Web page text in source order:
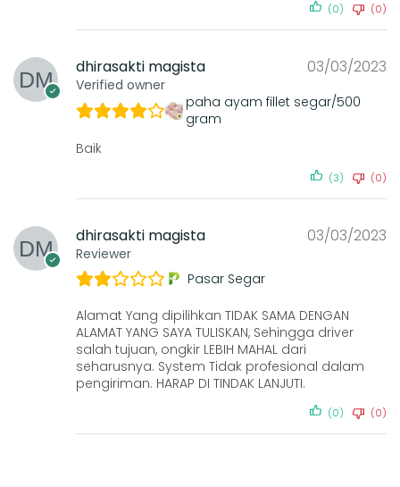
(0) (0)
dhirasakti magista
Verified owner
03/03/2023
paha ayam fillet segar/500
gram
Baik
(3) (0)
dhirasakti magista
Reviewer
03/03/2023
Pasar Segar
Alamat Yang dipilihkan TIDAK SAMA DENGAN
ALAMAT YANG SAYA TULISKAN, Sehingga driver
salah tujuan, ongkir LEBIH MAHAL dari
seharusnya. System Tidak profesional dalam
pengiriman. HARAP DI TINDAK LANJUTI.
(0) (0)